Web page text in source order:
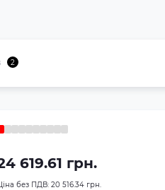
2
619.61 грн.
без ПДВ: 20 516.34 грн.